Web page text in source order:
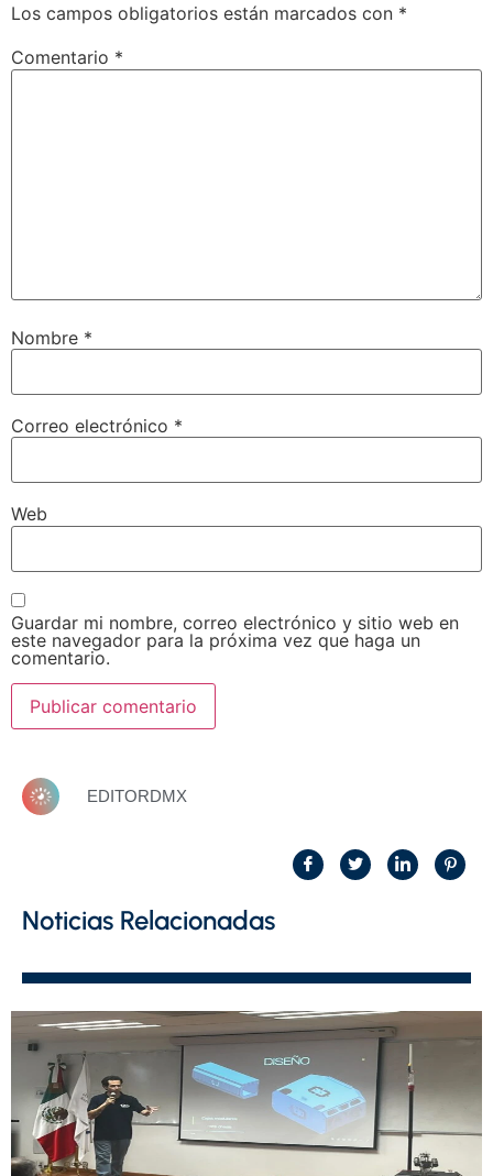
Los campos obligatorios están marcados con *
Comentario *
Nombre *
Correo electrónico *
Web
Guardar mi nombre, correo electrónico y sitio web en
este navegador para la próxima vez que haga un
comentario.
EDITORDMX
Noticias Relacionadas